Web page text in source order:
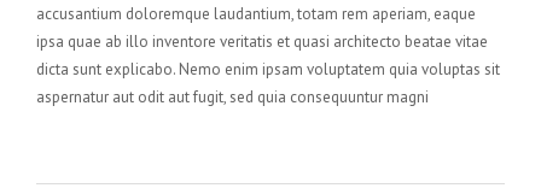
accusantium doloremque laudantium, totam rem aperiam, eaque
ipsa quae ab illo inventore veritatis et quasi architecto beatae vitae
dicta sunt explicabo. Nemo enim ipsam voluptatem quia voluptas sit
aspernatur aut odit aut fugit, sed quia consequuntur magni